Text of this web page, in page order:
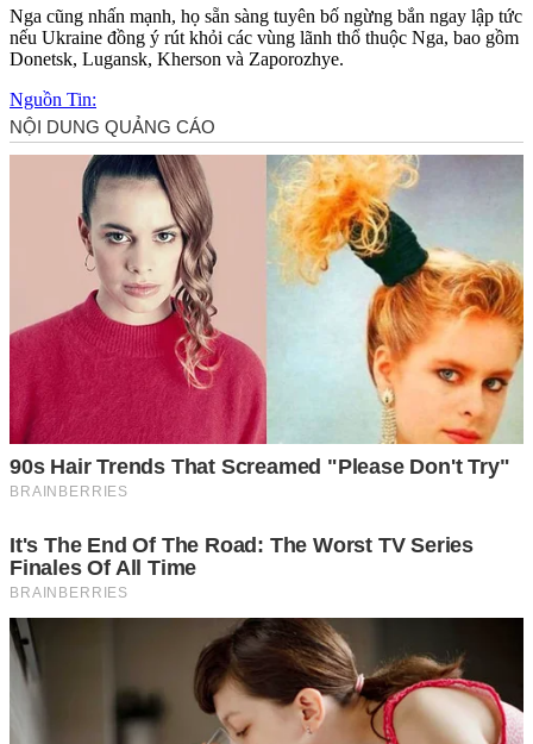
Nga cũng nhấn mạnh, họ sẵn sàng tuyên bố ngừng bắn ngay lập tức
nếu Ukraine đồng ý rút khỏi các vùng lãnh thổ thuộc Nga, bao gồm
Donetsk, Lugansk, Kherson và Zaporozhye.
Nguồn Tin: